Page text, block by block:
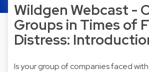
Wildgen Webcast -
Groups in Times of
Distress:
Is your group of companies faced